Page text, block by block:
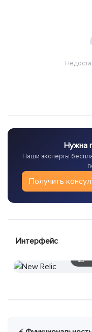
Нужна
Наши эксперты
Получить
Интерфейс